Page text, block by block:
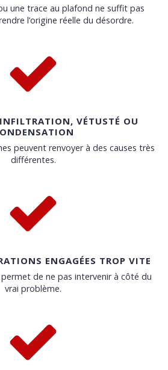
une trace au plafond ne suffit pas
l’origine réelle du désordre.
VÉTUSTÉ OU
peuvent renvoyer à des causes très
différentes.
ENGAGÉES TROP VITE
de ne pas intervenir à côté du
vrai problème.